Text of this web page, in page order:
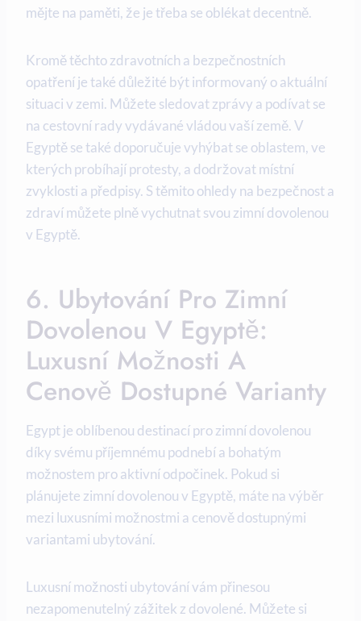
mějte na paměti, že je třeba se oblékat decentně.
Kromě těchto zdravotních a bezpečnostních
opatření je také důležité být informovaný o aktuální
situaci v zemi. Můžete sledovat zprávy a podívat se
na cestovní rady vydávané vládou vaší země. V
Egyptě se také doporučuje vyhýbat se oblastem, ve
kterých probíhají protesty, a dodržovat místní
zvyklosti a předpisy. S těmito ohledy na bezpečnost a
zdraví můžete plně vychutnat svou zimní dovolenou
v Egyptě.
6. Ubytování Pro Zimní
Dovolenou V Egyptě:
Luxusní Možnosti A
Cenově Dostupné Varianty
Egypt je oblíbenou destinací pro zimní dovolenou
díky svému příjemnému podnebí a bohatým
možnostem pro aktivní odpočinek. Pokud si
plánujete zimní dovolenou v Egyptě, máte na výběr
mezi luxusními možnostmi a cenově dostupnými
variantami ubytování.
Luxusní možnosti ubytování vám přinesou
nezapomenutelný zážitek z dovolené. Můžete si